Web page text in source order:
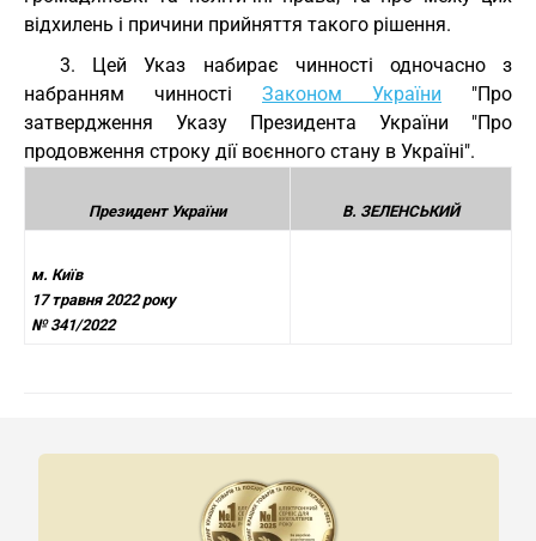
відхилень і причини прийняття такого рішення.
3. Цей Указ набирає чинності одночасно з
набранням чинності Законом України "Про
затвердження Указу Президента України "Про
продовження строку дії воєнного стану в Україні".
Президент України В. ЗЕЛЕНСЬКИЙ
м. Київ
17 травня 2022 року
№ 341/2022